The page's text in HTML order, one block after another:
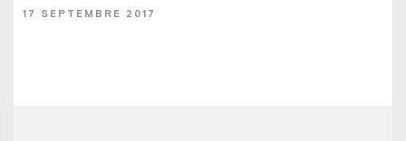
17 SEPTEMBRE 2017